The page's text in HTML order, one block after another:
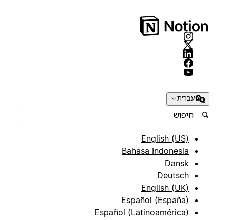
עברית
English (US)
Bahasa Indonesia
Dansk
Deutsch
English (UK)
Español (España)
Español (Latinoamérica)